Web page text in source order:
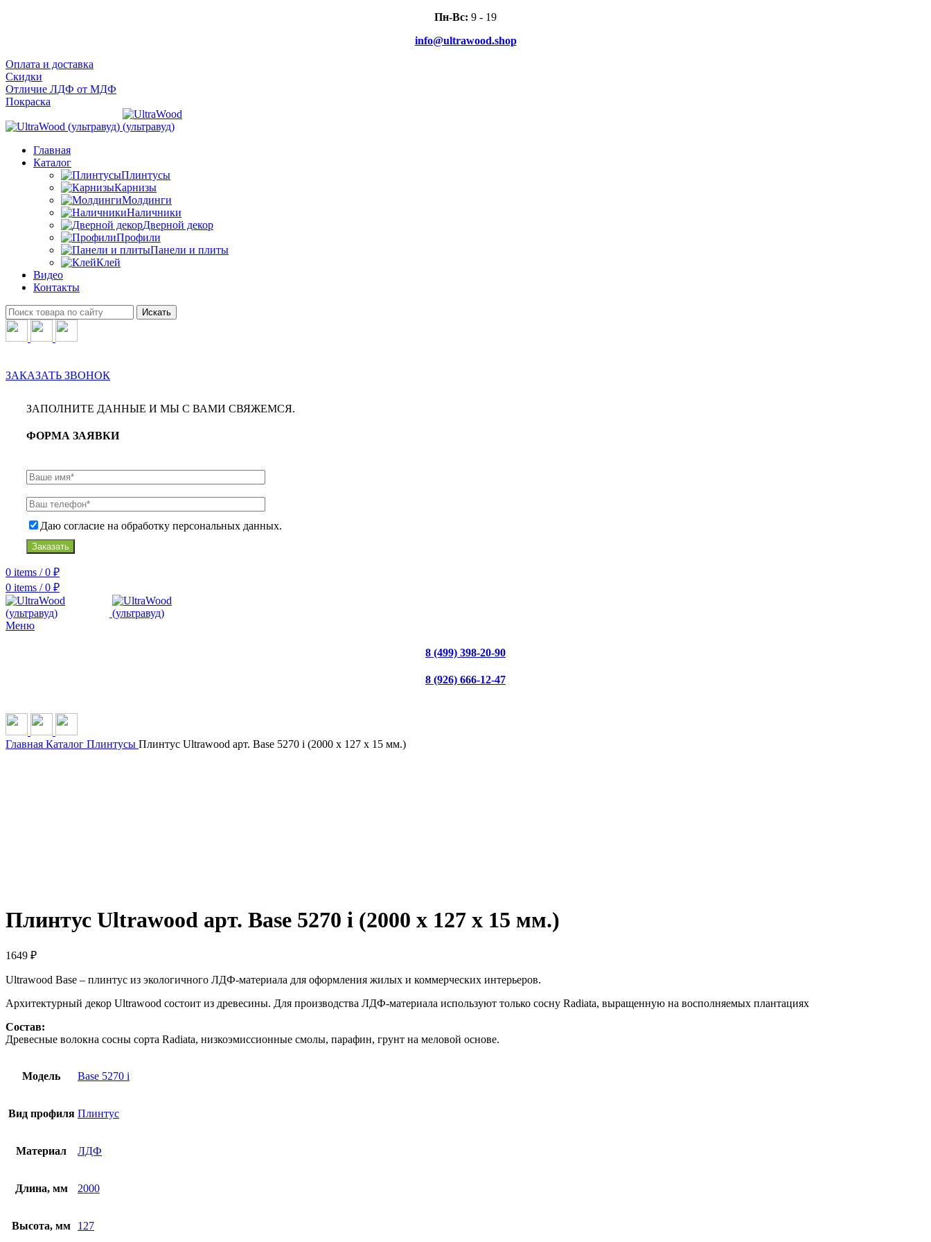
Пн-Вс: 9 - 19
info@ultrawood.shop
Оплата и доставка
Скидки
Отличие ЛДФ от МДФ
Покраска
Главная
Каталог
Плинтусы
Карнизы
Молдинги
Наличники
Дверной декор
Профили
Панели и плиты
Клей
Видео
Контакты
Искать
ЗАКАЗАТЬ ЗВОНОК
ЗАПОЛНИТЕ ДАННЫЕ И МЫ С ВАМИ СВЯЖЕМСЯ.
ФОРМА ЗАЯВКИ
Даю согласие на обработку персональных данных.
Заказать
0 items / 0 ₽
0 items / 0 ₽
Меню
8 (499) 398-20-90
8 (926) 666-12-47
Главная Каталог Плинтусы Плинтус Ultrawood арт. Base 5270 i (2000 x 127 x 15 мм.)
Плинтус Ultrawood арт. Base 5270 i (2000 x 127 x 15 мм.)
1649 ₽
Ultrawood Base – плинтус из экологичного ЛДФ-материала для оформления жилых и коммерческих интерьеров.
Архитектурный декор Ultrawood состоит из древесины. Для производства ЛДФ-материала используют только сосну Radiatа, выращенную на восполняемых плантациях
Состав:
Древесные волокна сосны сорта Radiata, низкоэмиссионные смолы, парафин, грунт на меловой основе.
Модель Base 5270 i
Вид профиля Плинтус
Материал ЛДФ
Длина, мм 2000
Высота, мм 127